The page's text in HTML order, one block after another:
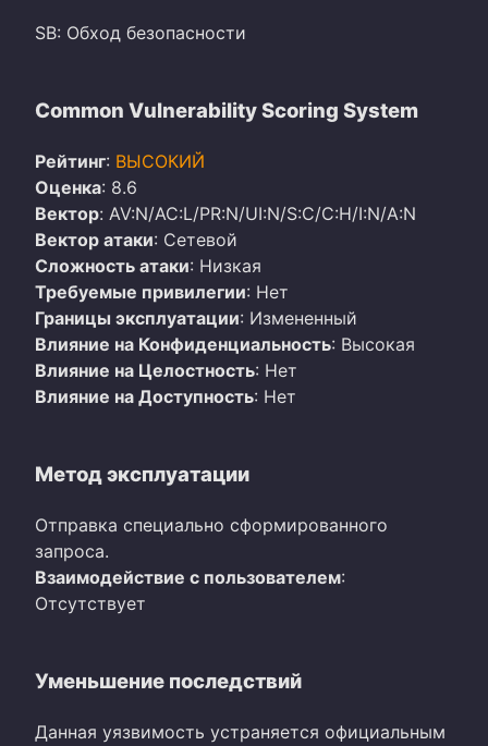
SB: Обход безопасности
Common Vulnerability Scoring System
Рейтинг: ВЫСОКИЙ
Оценка: 8.6
Вектор: AV:N/AC:L/PR:N/UI:N/S:C/C:H/I:N/A:N
Вектор атаки: Сетевой
Сложность атаки: Низкая
Требуемые привилегии: Нет
Границы эксплуатации: Измененный
Влияние на Конфиденциальность: Высокая
Влияние на Целостность: Нет
Влияние на Доступность: Нет
Метод эксплуатации
Отправка специально сформированного
запроса.
Взаимодействие с пользователем:
Отсутствует
Уменьшение последствий
Данная уязвимость устраняется официальным